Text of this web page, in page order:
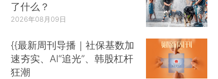
了什么？
2026年08月09日
{{最新周刊导播｜社保基数加
速夯实、AI“追光”、韩股杠杆
狂潮